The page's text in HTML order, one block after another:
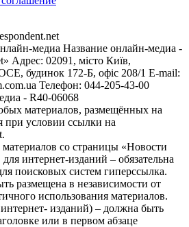
медиа Название онлайн-медиа -
Адрес: 02091, місто Київ,
будинок 172-Б, офіс 208/1 E-mail:
Телефон: 044-205-43-00
- R40-06068
материалов, размещённых на
при условии ссылки на
со страницы «Новости
интернет-изданий – обязательна
поисковых систем гиперссылка.
размещена в независимости от
использования материалов.
изданий) – должна быть
или в первом абзаце